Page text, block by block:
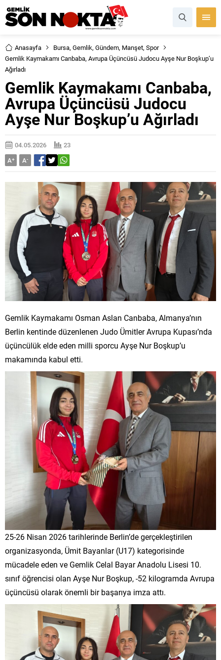
Anasayfa Bursa, Gemlik, Gündem, Manşet, Spor
Gemlik Kaymakamı Canbaba, Avrupa Üçüncüsü Judocu Ayşe Nur Boşkup’u
Ağırladı
Gemlik Kaymakamı Canbaba,
Avrupa Üçüncüsü Judocu
Ayşe Nur Boşkup’u Ağırladı
04.05.2026
23
A+ A-
Gemlik Kaymakamı Osman Aslan Canbaba, Almanya’nın
Berlin kentinde düzenlenen Judo Ümitler Avrupa Kupası’nda
üçüncülük elde eden milli sporcu Ayşe Nur Boşkup’u
makamında kabul etti.
25-26 Nisan 2026 tarihlerinde Berlin’de gerçekleştirilen
organizasyonda, Ümit Bayanlar (U17) kategorisinde
mücadele eden ve Gemlik Celal Bayar Anadolu Lisesi 10.
sınıf öğrencisi olan Ayşe Nur Boşkup, -52 kilogramda Avrupa
üçüncüsü olarak önemli bir başarıya imza attı.